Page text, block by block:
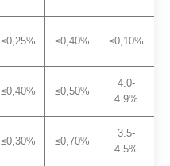
≤0,25% ≤0,40% ≤0,10%
≤0,40% ≤0,50%
4.0-
4.9%
≤0,30% ≤0,70%
3.5-
4.5%